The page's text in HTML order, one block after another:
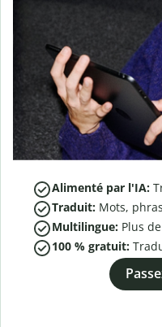
Alimenté par l'IA:
Traduit: Mots,
Multilingue: Plus de
100 % gratuit: